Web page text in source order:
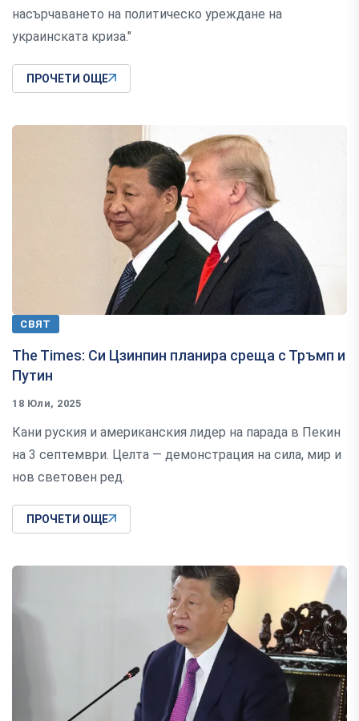
насърчаването на политическо уреждане на
украинската криза."
ПРОЧЕТИ ОЩЕ
СВЯТ
The Times: Си Цзинпин планира среща с Тръмп и
Путин
18 Юли, 2025
Кани руския и американския лидер на парада в Пекин
на 3 септември. Целта — демонстрация на сила, мир и
нов световен ред.
ПРОЧЕТИ ОЩЕ